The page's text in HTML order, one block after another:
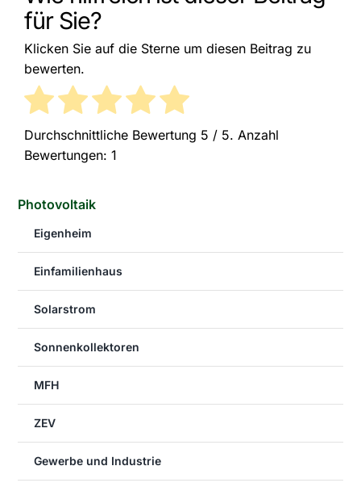
Photovoltaik
Eigenheim
Einfamilienhaus
Solarstrom
Sonnenkollektoren
MFH
ZEV
Gewerbe und Industrie
für Sie?
Klicken Sie auf die Sterne um diesen Beitrag zu
bewerten.
Durchschnittliche Bewertung 5 / 5. Anzahl
Bewertungen: 1